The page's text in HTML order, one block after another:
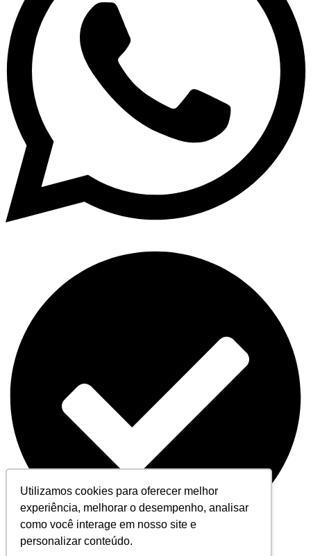
Utilizamos cookies para oferecer melhor
experiência, melhorar o desempenho, analisar
como você interage em nosso site e
personalizar conteúdo.